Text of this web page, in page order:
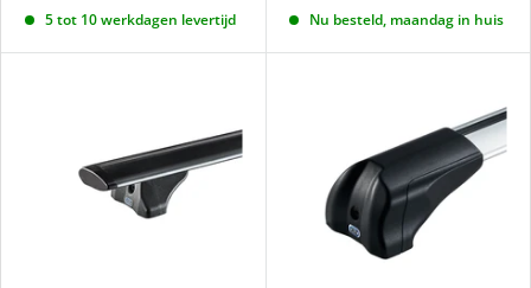
5 tot 10 werkdagen levertijd Nu besteld, maandag in huis